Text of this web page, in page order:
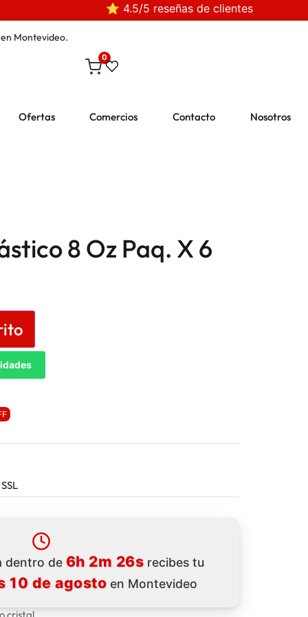
⭐ 4.5/5 reseñas de clientes
Montevideo.
0
Ofertas Comercios Contacto Nosotros
8 Oz Paq. X 6
dentro de 6h 2m 25s recibes tu
10 de agosto en Montevideo